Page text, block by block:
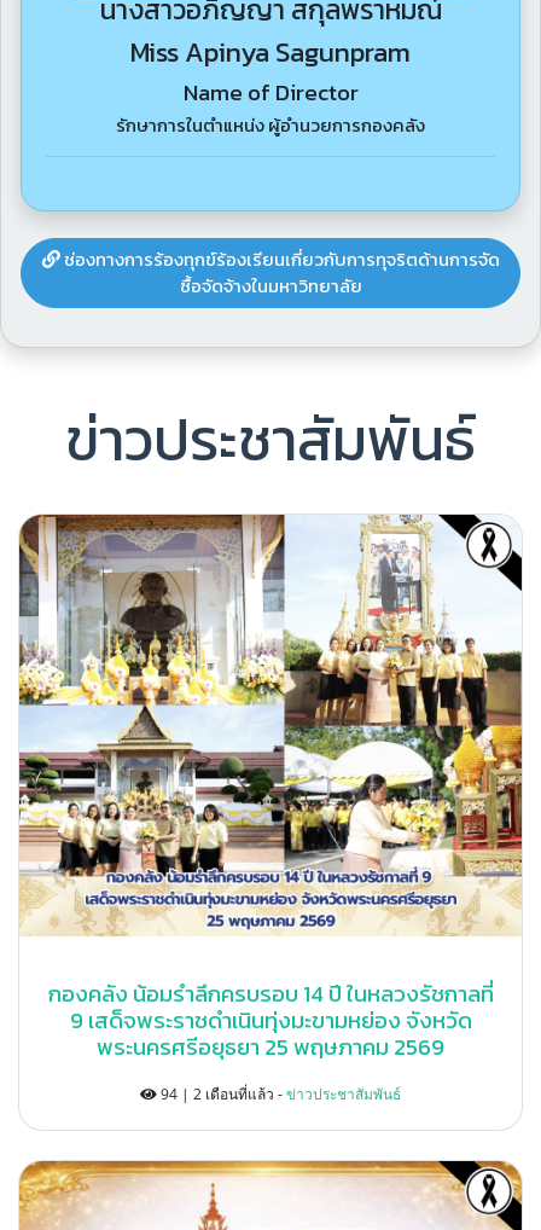
นางสาวอภิญญา สกุลพราหมณ์
Miss Apinya Sagunpram
Name of Director
รักษาการในตำแหน่ง ผู้อำนวยการกองคลัง
ช่องทางการร้องทุกข์ร้องเรียนเกี่ยวกับการทุจริตด้านการจัด
ซื้อจัดจ้างในมหาวิทยาลัย
ข่าวประชาสัมพันธ์
กองคลัง น้อมรำลึกครบรอบ 14 ปี ในหลวงรัชกาลที่
9 เสด็จพระราชดำเนินทุ่งมะขามหย่อง จังหวัด
พระนครศรีอยุธยา 25 พฤษภาคม 2569
94 | 2 เดือนที่แล้ว -ข่าวประชาสัมพันธ์